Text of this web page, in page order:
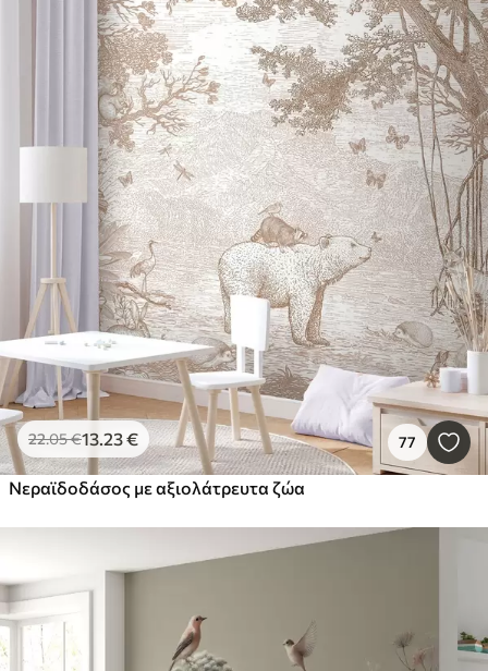
22.05€13.23€ 77
Νεραϊδοδάσος με αξιολάτρευτα ζώα